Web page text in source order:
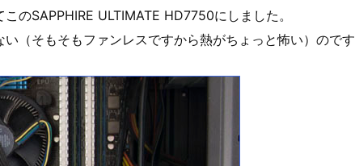
のSAPPHIRE ULTIMATE HD7750にしました。
（そもそもファンレスですから熱がちょっと怖い）のです